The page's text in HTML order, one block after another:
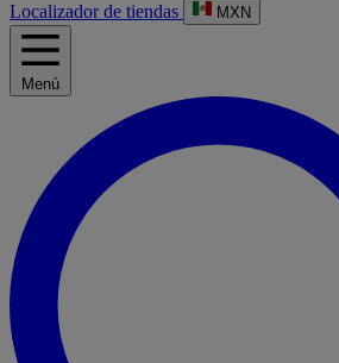
Localizador de tiendas MXN
Menú